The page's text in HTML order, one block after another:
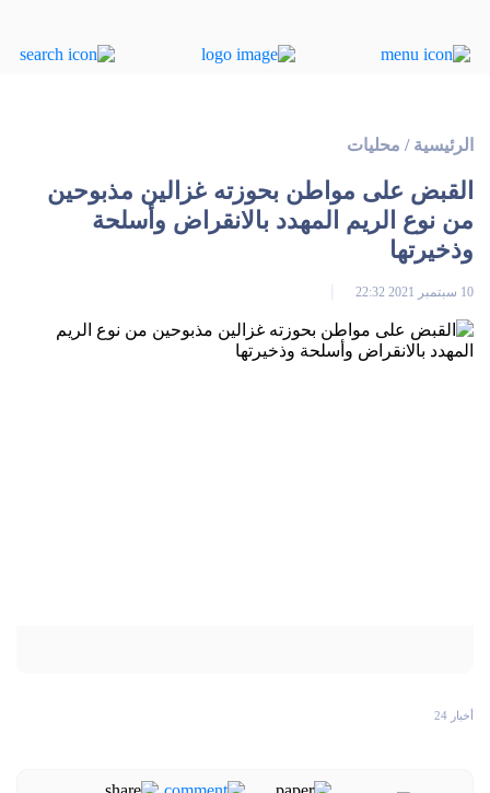
الرئيسية / محليات
القبض على مواطن بحوزته غزالين مذبوحين
من نوع الريم المهدد بالانقراض وأسلحة
وذخيرتها
10 سبتمبر 2021 22:32
أخبار 24